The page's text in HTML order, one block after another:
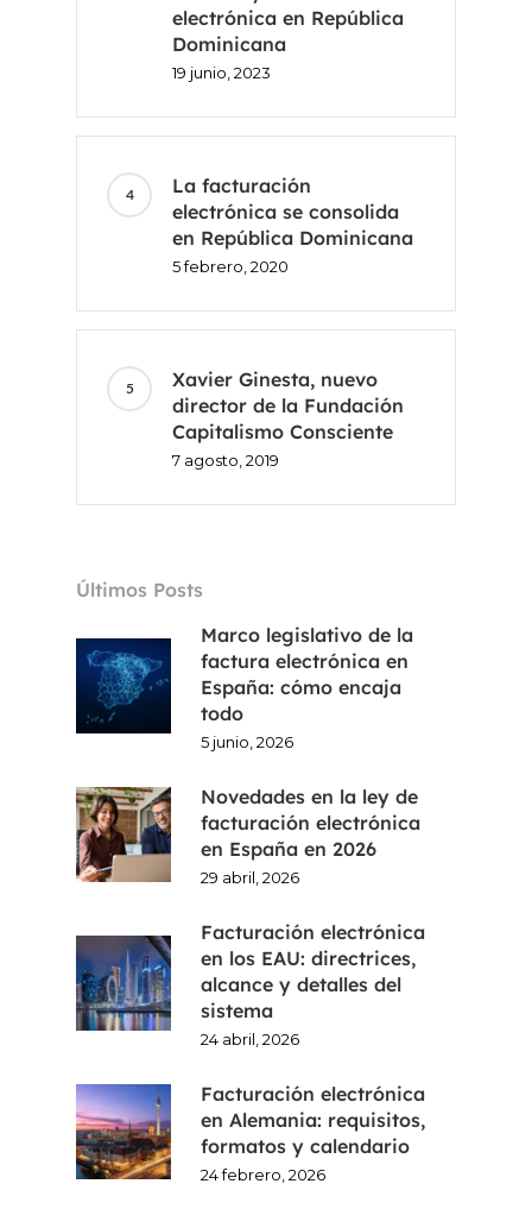
electrónica en República
Dominicana
19 junio, 2023
La facturación
electrónica se consolida
en República Dominicana
5 febrero, 2020
Xavier Ginesta, nuevo
director de la Fundación
Capitalismo Consciente
7 agosto, 2019
Últimos Posts
Marco legislativo de la
factura electrónica en
España: cómo encaja
todo
5 junio, 2026
Novedades en la ley de
facturación electrónica
en España en 2026
29 abril, 2026
Facturación electrónica
en los EAU: directrices,
alcance y detalles del
sistema
24 abril, 2026
Facturación electrónica
en Alemania: requisitos,
formatos y calendario
24 febrero, 2026
Inicio
Voxel
ES